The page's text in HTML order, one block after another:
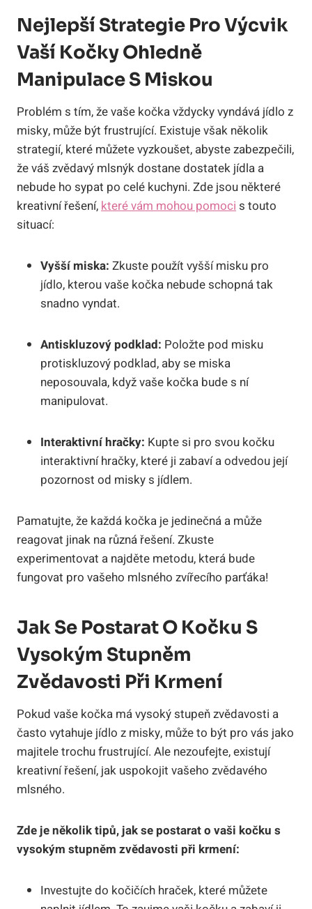
Nejlepší Strategie Pro Výcvik
Vaší Kočky Ohledně
Manipulace S Miskou
Problém s tím, že vaše kočka vždycky vyndává jídlo z
misky, může být frustrující. Existuje však několik
strategií, které můžete vyzkoušet, abyste zabezpečili,
že váš zvědavý mlsnýk dostane dostatek jídla a
nebude ho sypat po celé kuchyni. Zde jsou některé
kreativní řešení, které vám mohou pomoci s touto
situací:
Vyšší miska: Zkuste použít vyšší misku pro
jídlo, kterou vaše kočka nebude schopná tak
snadno vyndat.
Antiskluzový podklad: Položte pod misku
protiskluzový podklad, aby se miska
neposouvala, když vaše kočka bude s ní
manipulovat.
Interaktivní hračky: Kupte si pro svou kočku
interaktivní hračky, které ji zabaví a odvedou její
pozornost od misky s jídlem.
Pamatujte, že každá kočka je jedinečná a může
reagovat jinak na různá řešení. Zkuste
experimentovat a najděte metodu, která bude
fungovat pro vašeho mlsného zvířecího parťáka!
Jak Se Postarat O Kočku S
Vysokým Stupněm
Zvědavosti Při Krmení
Pokud vaše kočka má vysoký stupeň zvědavosti a
často vytahuje jídlo z misky, může to být pro vás jako
majitele trochu frustrující. Ale nezoufejte, existují
kreativní řešení, jak uspokojit vašeho zvědavého
mlsného.
Zde je několik tipů, jak se postarat o vaši kočku s
vysokým stupněm zvědavosti při krmení:
Investujte do kočičích hraček, které můžete